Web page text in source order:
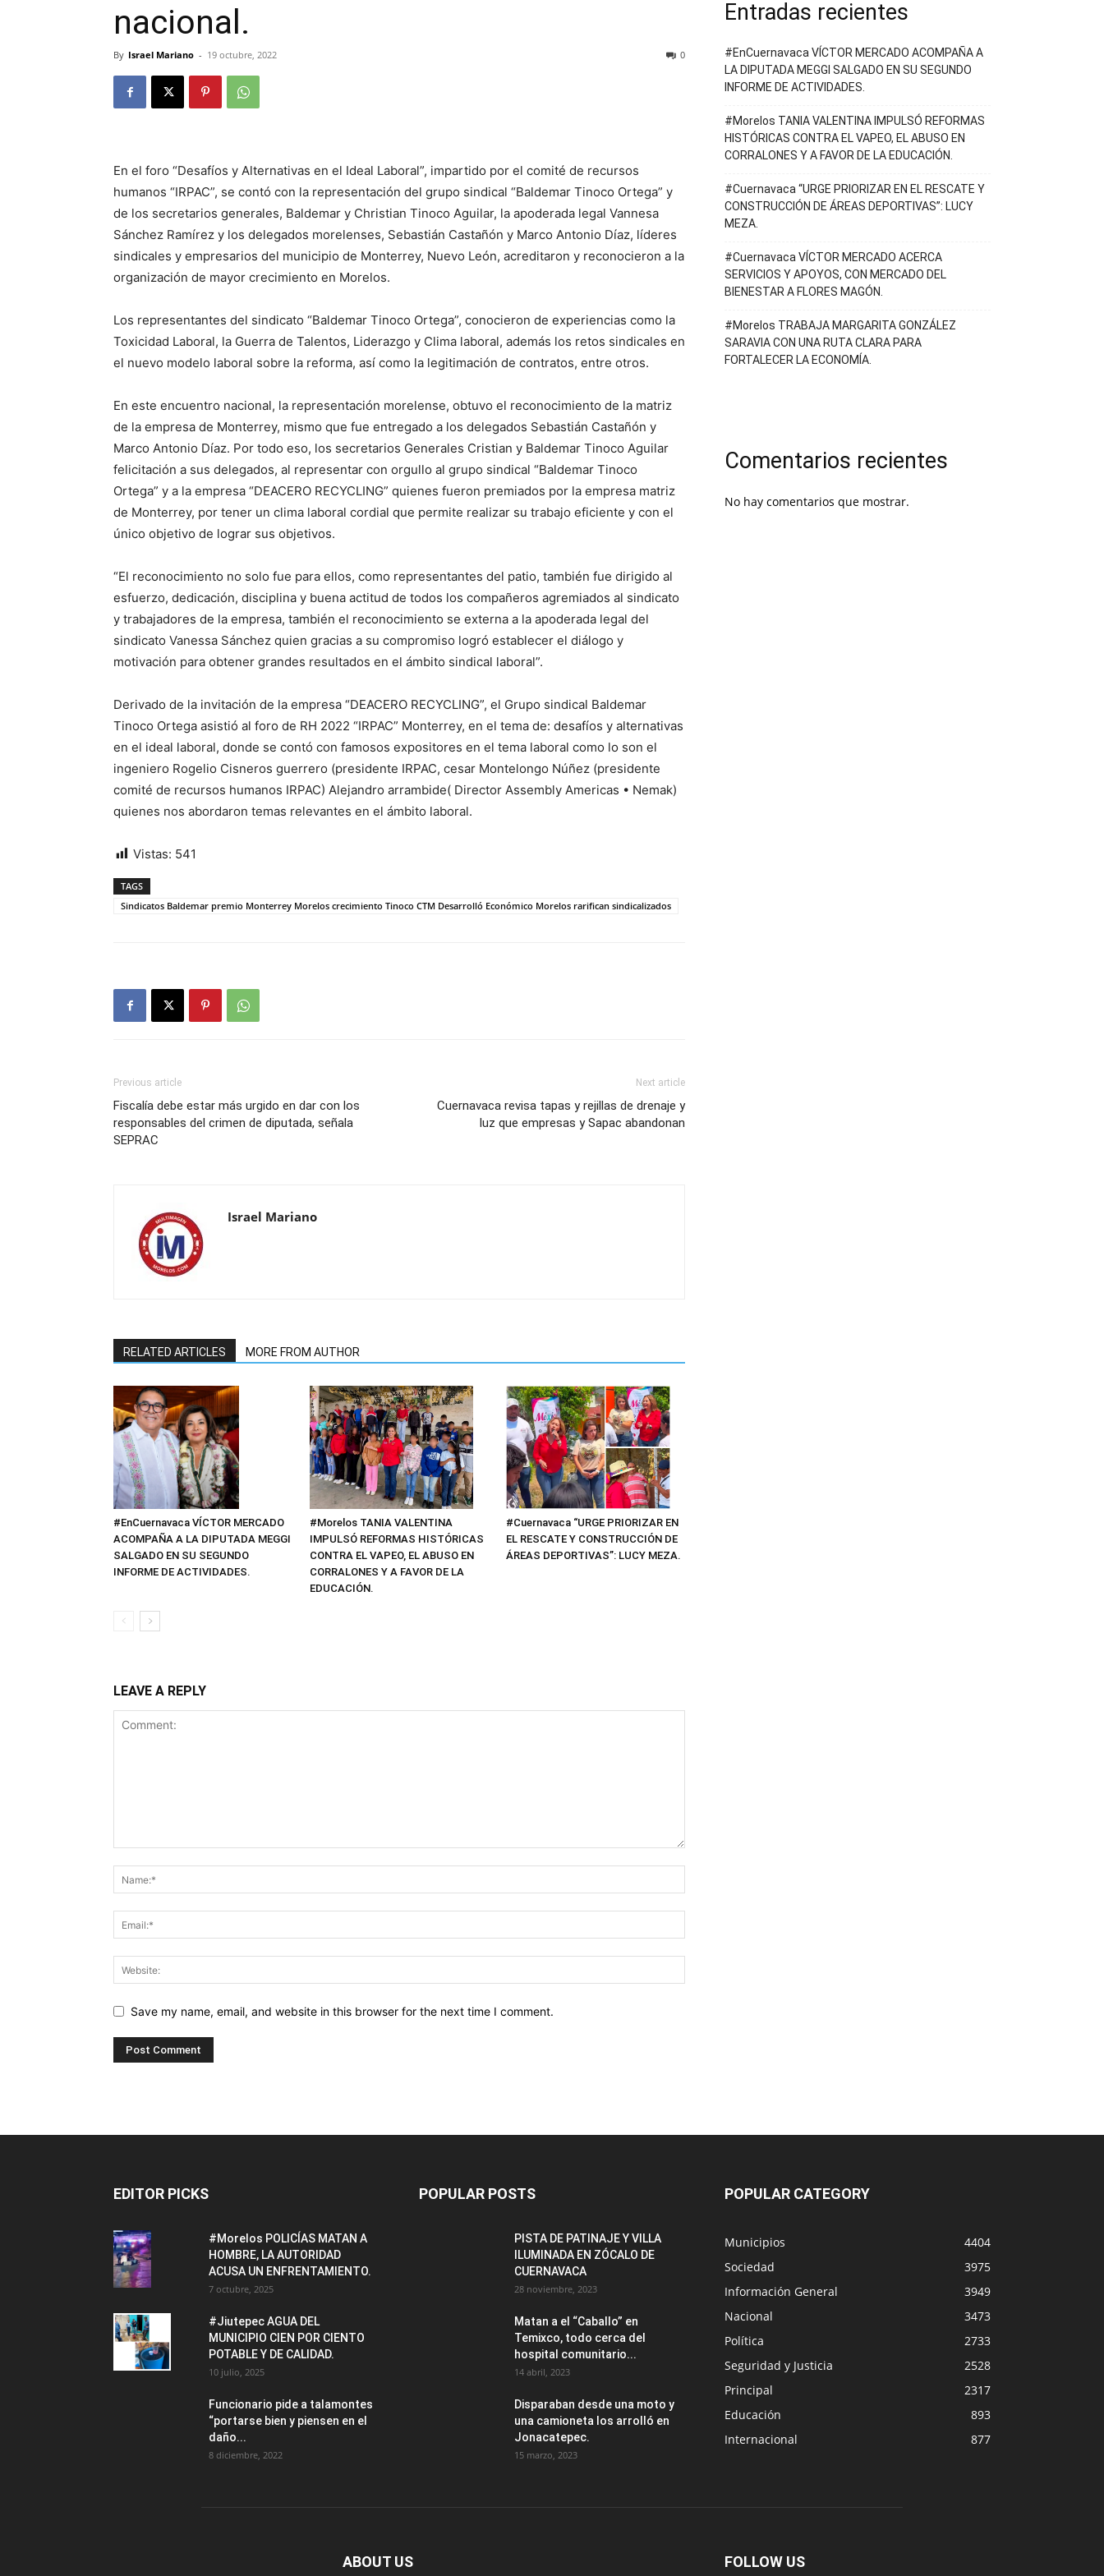
nacional.
By Israel Mariano - 19 octubre, 2022 0
En el foro “Desafíos y Alternativas en el Ideal Laboral”, impartido por el comité de recursos
humanos “IRPAC”, se contó con la representación del grupo sindical “Baldemar Tinoco Ortega” y
de los secretarios generales, Baldemar y Christian Tinoco Aguilar, la apoderada legal Vannesa
Sánchez Ramírez y los delegados morelenses, Sebastián Castañón y Marco Antonio Díaz, líderes
sindicales y empresarios del municipio de Monterrey, Nuevo León, acreditaron y reconocieron a la
organización de mayor crecimiento en Morelos.
Los representantes del sindicato “Baldemar Tinoco Ortega”, conocieron de experiencias como la
Toxicidad Laboral, la Guerra de Talentos, Liderazgo y Clima laboral, además los retos sindicales en
el nuevo modelo laboral sobre la reforma, así como la legitimación de contratos, entre otros.
En este encuentro nacional, la representación morelense, obtuvo el reconocimiento de la matriz
de la empresa de Monterrey, mismo que fue entregado a los delegados Sebastián Castañón y
Marco Antonio Díaz. Por todo eso, los secretarios Generales Cristian y Baldemar Tinoco Aguilar
felicitación a sus delegados, al representar con orgullo al grupo sindical “Baldemar Tinoco
Ortega” y a la empresa “DEACERO RECYCLING” quienes fueron premiados por la empresa matriz
de Monterrey, por tener un clima laboral cordial que permite realizar su trabajo eficiente y con el
único objetivo de lograr sus objetivos.
“El reconocimiento no solo fue para ellos, como representantes del patio, también fue dirigido al
esfuerzo, dedicación, disciplina y buena actitud de todos los compañeros agremiados al sindicato
y trabajadores de la empresa, también el reconocimiento se externa a la apoderada legal del
sindicato Vanessa Sánchez quien gracias a su compromiso logró establecer el diálogo y
motivación para obtener grandes resultados en el ámbito sindical laboral”.
Derivado de la invitación de la empresa “DEACERO RECYCLING”, el Grupo sindical Baldemar
Tinoco Ortega asistió al foro de RH 2022 “IRPAC” Monterrey, en el tema de: desafíos y alternativas
en el ideal laboral, donde se contó con famosos expositores en el tema laboral como lo son el
ingeniero Rogelio Cisneros guerrero (presidente IRPAC, cesar Montelongo Núñez (presidente
comité de recursos humanos IRPAC) Alejandro arrambide( Director Assembly Americas • Nemak)
quienes nos abordaron temas relevantes en el ámbito laboral.
Vistas: 541
TAGS
Sindicatos Baldemar premio Monterrey Morelos crecimiento Tinoco CTM Desarrolló Económico Morelos rarifican sindicalizados
Previous article
Fiscalía debe estar más urgido en dar con los
responsables del crimen de diputada, señala
SEPRAC
Next article
Cuernavaca revisa tapas y rejillas de drenaje y
luz que empresas y Sapac abandonan
Israel Mariano
RELATED ARTICLES MORE FROM AUTHOR
#EnCuernavaca VÍCTOR MERCADO
ACOMPAÑA A LA DIPUTADA MEGGI
SALGADO EN SU SEGUNDO
INFORME DE ACTIVIDADES.
#Morelos TANIA VALENTINA
IMPULSÓ REFORMAS HISTÓRICAS
CONTRA EL VAPEO, EL ABUSO EN
CORRALONES Y A FAVOR DE LA
EDUCACIÓN.
#Cuernavaca “URGE PRIORIZAR EN
EL RESCATE Y CONSTRUCCIÓN DE
ÁREAS DEPORTIVAS”: LUCY MEZA.
LEAVE A REPLY
Save my name, email, and website in this browser for the next time I comment.
Entradas recientes
#EnCuernavaca VÍCTOR MERCADO ACOMPAÑA A
LA DIPUTADA MEGGI SALGADO EN SU SEGUNDO
INFORME DE ACTIVIDADES.
#Morelos TANIA VALENTINA IMPULSÓ REFORMAS
HISTÓRICAS CONTRA EL VAPEO, EL ABUSO EN
CORRALONES Y A FAVOR DE LA EDUCACIÓN.
#Cuernavaca “URGE PRIORIZAR EN EL RESCATE Y
CONSTRUCCIÓN DE ÁREAS DEPORTIVAS”: LUCY
MEZA.
#Cuernavaca VÍCTOR MERCADO ACERCA
SERVICIOS Y APOYOS, CON MERCADO DEL
BIENESTAR A FLORES MAGÓN.
#Morelos TRABAJA MARGARITA GONZÁLEZ
SARAVIA CON UNA RUTA CLARA PARA
FORTALECER LA ECONOMÍA.
Comentarios recientes
No hay comentarios que mostrar.
EDITOR PICKS
#Morelos POLICÍAS MATAN A
HOMBRE, LA AUTORIDAD
ACUSA UN ENFRENTAMIENTO.
7 octubre, 2025
#Jiutepec AGUA DEL
MUNICIPIO CIEN POR CIENTO
POTABLE Y DE CALIDAD.
10 julio, 2025
Funcionario pide a talamontes
“portarse bien y piensen en el
daño...
8 diciembre, 2022
POPULAR POSTS
PISTA DE PATINAJE Y VILLA
ILUMINADA EN ZÓCALO DE
CUERNAVACA
28 noviembre, 2023
Matan a el “Caballo” en
Temixco, todo cerca del
hospital comunitario...
14 abril, 2023
Disparaban desde una moto y
una camioneta los arrolló en
Jonacatepec.
15 marzo, 2023
POPULAR CATEGORY
Municipios
4404
Sociedad
3975
Información General
3949
Nacional
3473
Política
2733
Seguridad y Justicia
2528
Principal
2317
Educación
893
Internacional
877
ABOUT US FOLLOW US